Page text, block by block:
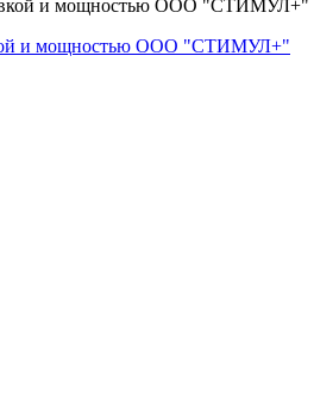
и мощностью ООО "СТИМУЛ+"